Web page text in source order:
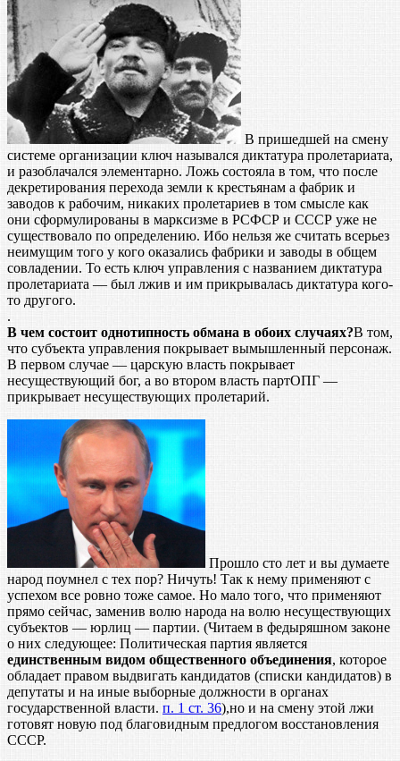
В пришедшей на смену
системе организации ключ назывался диктатура пролетариата,
и разоблачался элементарно. Ложь состояла в том, что после
декретирования перехода земли к крестьянам а фабрик и
заводов к рабочим, никаких пролетариев в том смысле как
они сформулированы в марксизме в РСФСР и СССР уже не
существовало по определению. Ибо нельзя же считать всерьез
неимущим того у кого оказались фабрики и заводы в общем
совладении. То есть ключ управления с названием диктатура
пролетариата — был лжив и им прикрывалась диктатура кого-
то другого.
.
В чем состоит однотипность обмана в обоих случаях?В том,
что субъекта управления покрывает вымышленный персонаж.
В первом случае — царскую власть покрывает
несуществующий бог, а во втором власть партОПГ —
прикрывает несуществующих пролетарий.
Прошло сто лет и вы думаете
народ поумнел с тех пор? Ничуть! Так к нему применяют с
успехом все ровно тоже самое. Но мало того, что применяют
прямо сейчас, заменив волю народа на волю несуществующих
субъектов — юрлиц — партии. (Читаем в федыряшном законе
о них следующее: Политическая партия является
единственным видом общественного объединения, которое
обладает правом выдвигать кандидатов (списки кандидатов) в
депутаты и на иные выборные должности в органах
государственной власти. п. 1 ст. 36),но и на смену этой лжи
готовят новую под благовидным предлогом восстановления
СССР.